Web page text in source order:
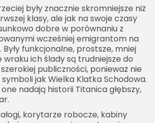
były znacznie skromniejsze niż
klasy, ale jak na swoje czasy
dobre w porównaniu z
wcześniej emigrantom na
funkcjonalne, prostsze, mniej
wraku ich ślady są trudniejsze do
publiczności, ponieważ nie
jak Wielka Klatka Schodowa.
nadają historii Titanica głębszy,
korytarze robocze, kabiny